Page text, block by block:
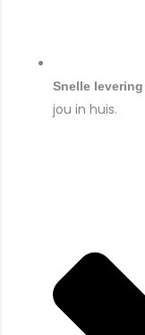
Snelle levering
jou in huis.